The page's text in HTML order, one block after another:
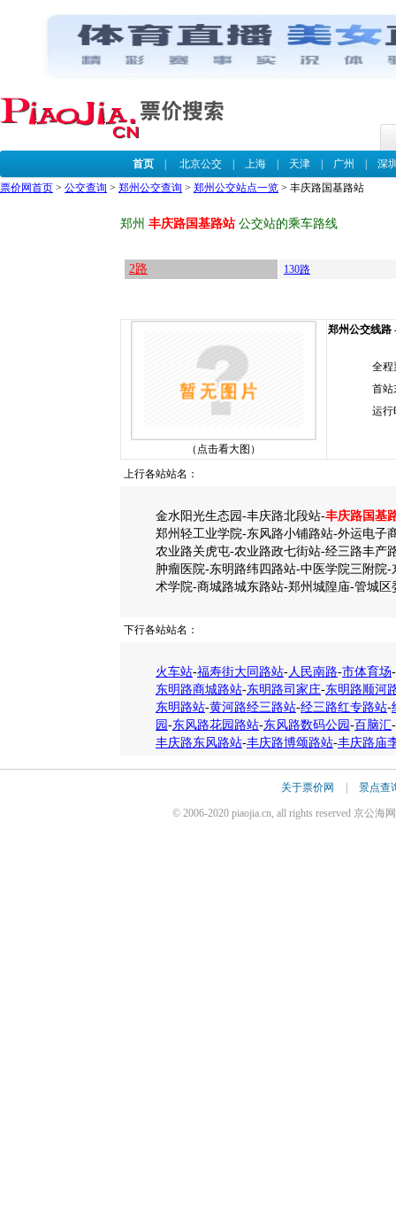
首页| 北京公交| 上海| 天津| 广州
深
票价网首页 > 公交查询 > 郑州公交查询 > 郑州公交站点一览 > 丰庆路国基路站
郑州 丰庆路国基路站公交站的乘车路线
2路 130路
（点击看大图）
郑州公交线路
全程
首站
运行
上行各站站名：
金水阳光生态园-丰庆路北段站-丰庆路国基
郑州轻工业学院-东风路小铺路站-外运电子
农业路关虎屯-农业路政七街站-经三路丰产
肿瘤医院-东明路纬四路站-中医学院三附院
术学院-商城路城东路站-郑州城隍庙-管城
下行各站站名：
火车站-福寿街大同路站-人民南路-市体育场-
东明路商城路站-东明路司家庄-东明路顺河
东明路站-黄河路经三路站-经三路红专路站-
园 -东风路花园路站-东风路数码公园 -百脑汇-
丰庆路东风路站-丰庆路博颂路站-丰庆路庙
关于票价网 景点查
© 2006-2020 piaojia.cn, all rights reserved 京公海